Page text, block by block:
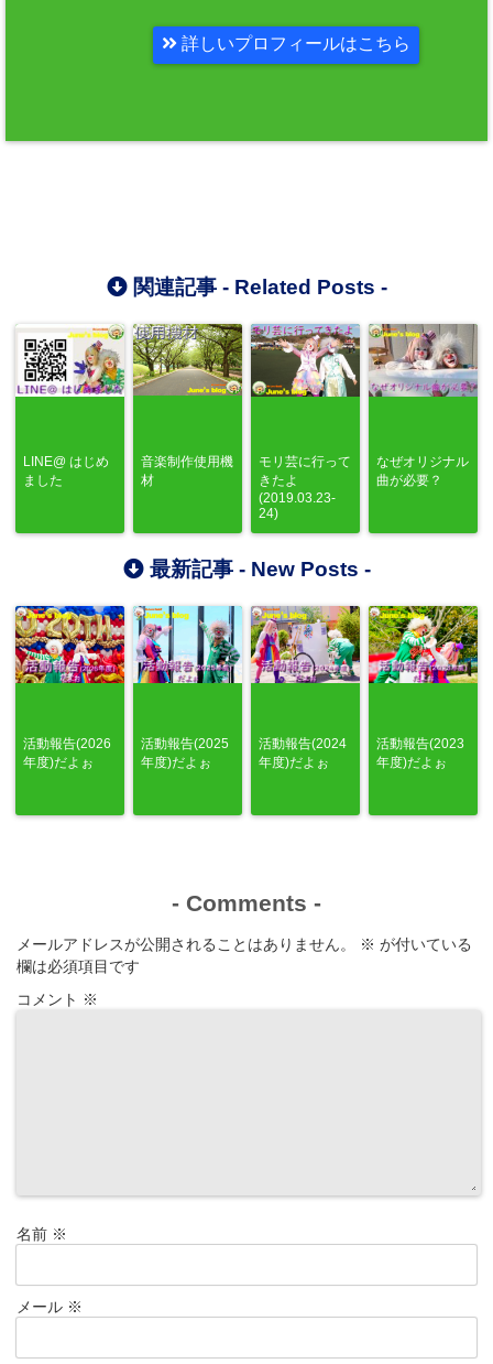
詳しいプロフィールはこちら
関連記事 - Related Posts -
LINE@ はじめ
ました
音楽制作使用機
材
モリ芸に行って
きたよ
(2019.03.23-
24)
なぜオリジナル
曲が必要？
最新記事 - New Posts -
活動報告(2026
年度)だよぉ
活動報告(2025
年度)だよぉ
活動報告(2024
年度)だよぉ
活動報告(2023
年度)だよぉ
- Comments -
メールアドレスが公開されることはありません。 ※ が付いている
欄は必須項目です
コメント ※
名前 ※
メール ※